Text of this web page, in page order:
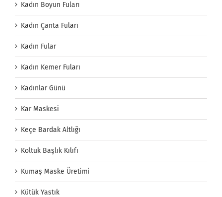
Kadın Boyun Fuları
Kadın Çanta Fuları
Kadın Fular
Kadın Kemer Fuları
Kadınlar Günü
Kar Maskesi
Keçe Bardak Altlığı
Koltuk Başlık Kılıfı
Kumaş Maske Üretimi
Kütük Yastık